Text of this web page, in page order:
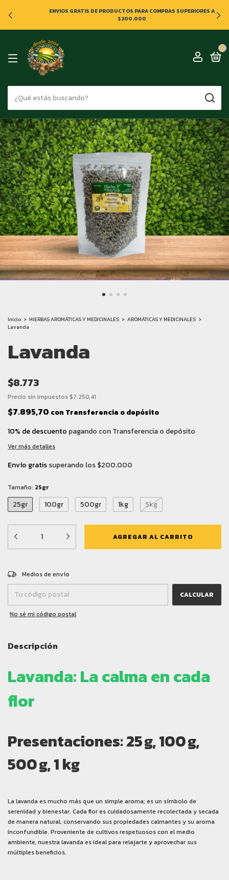
ENVIOS GRATIS DE PRODUCTOS PARA COMPRAS SUPERIORES A
$200.000
0
Inicio > HIERBAS AROMÁTICAS Y MEDICINALES > AROMÁTICAS Y MEDICINALES >
Lavanda
Lavanda
$8.773
Precio sin impuestos $7.250,41
$7.895,70 con Transferencia o depósito
10% de descuento pagando con Transferencia o depósito
Ver más detalles
Envío gratissuperando los$200.000
Tamaño: 25gr
25gr 100gr 500gr 1kg 5kg
Entregas para el CP:
Medios de envío
CALCULAR
No sé mi código postal
Descripción
Lavanda: La calma en cada
flor
Presentaciones: 25 g, 100 g,
500 g, 1 kg
La lavanda es mucho más que un simple aroma; es un símbolo de
serenidad y bienestar. Cada flor es cuidadosamente recolectada y secada
de manera natural, conservando sus propiedades calmantes y su aroma
inconfundible. Proveniente de cultivos respetuosos con el medio
ambiente, nuestra lavanda es ideal para relajarte y aprovechar sus
múltiples beneficios.